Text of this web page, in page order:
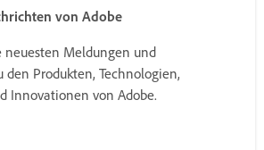
von Adobe
neuesten Meldungen und
den Produkten, Technologien,
Innovationen von Adobe.